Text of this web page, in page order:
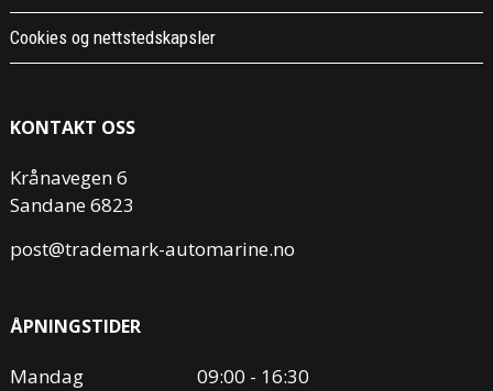
Cookies og nettstedskapsler
KONTAKT OSS
Krånavegen 6
Sandane 6823
post@trademark-automarine.no
ÅPNINGSTIDER
Mandag
09:00 - 16:30